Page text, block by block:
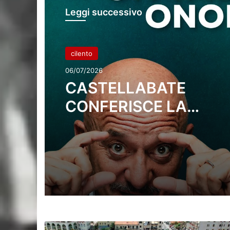
Leggi successivo
cilento
06/07/2026
CASTELLABATE
CONFERISCE LA
CITTADINANZA
A CLAUDIO BISIO:
CERIMONIA IN
SABATO 11 NEL
DELL’ABATE
Agropoli,